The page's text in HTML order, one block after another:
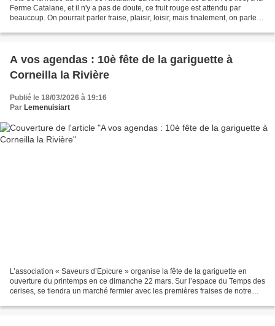
Ferme Catalane, et il n'y a pas de doute, ce fruit rouge est attendu par
beaucoup. On pourrait parler fraise, plaisir, loisir, mais finalement, on parle
A vos agendas : 10è fête de la gariguette à
Corneilla la Rivière
Publié le 18/03/2026 à 19:16
Par Lemenuisiart
L’association « Saveurs d’Epicure » organise la fête de la gariguette en
ouverture du printemps en ce dimanche 22 mars. Sur l’espace du Temps des
cerises, se tiendra un marché fermier avec les premières fraises de notre